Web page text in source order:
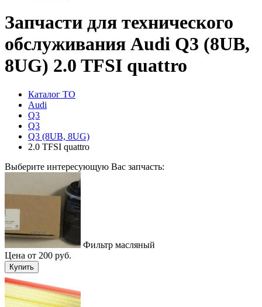
Запчасти для технического
обслуживания Audi Q3 (8UB,
8UG) 2.0 TFSI quattro
Каталог ТО
Audi
Q3
Q3
Q3 (8UB, 8UG)
2.0 TFSI quattro
Выберите интересующую Вас запчасть:
Фильтр масляный
Цена от 200 руб.
Купить